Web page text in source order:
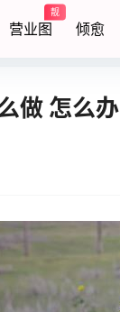
营业图
靓
倾愈
做 怎么办